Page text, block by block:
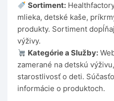
Sortiment:
mlieka, detské kaše,
produkty. Sortiment
výživy.
Kategórie a Služby:
zamerané na detskú
starostlivosť o deti.
informácie o produktoch.